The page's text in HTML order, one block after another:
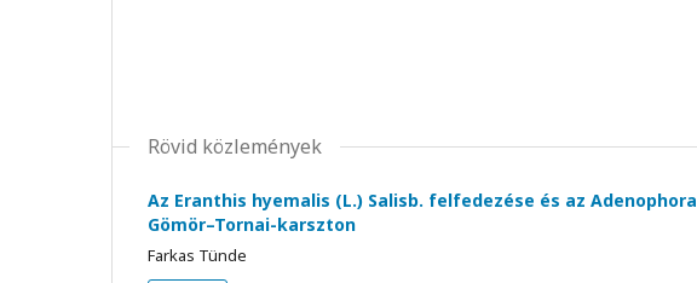
Rövid közlemények
Az Eranthis hyemalis (L.) Salisb. felfedezése és az
Gömör–Tornai-karszton
Farkas Tünde